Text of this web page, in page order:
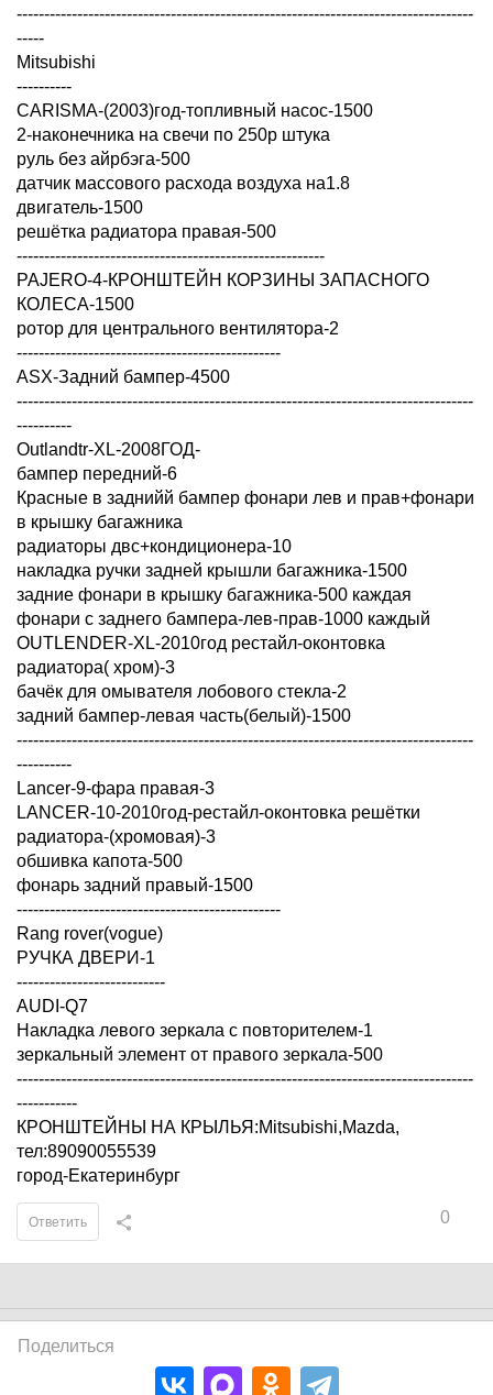
-----------------------------------------------------------------------------------
-----
Mitsubishi
----------
CARISMA-(2003)год-топливный насос-1500
2-наконечника на свечи по 250р штука
руль без айрбэга-500
датчик массового расхода воздуха на1.8
двигатель-1500
решётка радиатора правая-500
--------------------------------------------------------
PAJERO-4-КРОНШТЕЙН КОРЗИНЫ ЗАПАСНОГО
КОЛЕСА-1500
ротор для центрального вентилятора-2
------------------------------------------------
ASX-Задний бампер-4500
-----------------------------------------------------------------------------------
----------
Outlandtr-XL-2008ГОД-
бампер передний-6
Красные в заднийй бампер фонари лев и прав+фонари
в крышку багажника
радиаторы двс+кондиционера-10
накладка ручки задней крышли багажника-1500
задние фонари в крышку багажника-500 каждая
фонари с заднего бампера-лев-прав-1000 каждый
OUTLENDER-XL-2010год рестайл-оконтовка
радиатора( хром)-3
бачёк для омывателя лобового стекла-2
задний бампер-левая часть(белый)-1500
-----------------------------------------------------------------------------------
----------
Lancer-9-фара правая-3
LANCER-10-2010год-рестайл-оконтовка решётки
радиатора-(хромовая)-3
обшивка капота-500
фонарь задний правый-1500
------------------------------------------------
Rang rover(vogue)
РУЧКА ДВЕРИ-1
---------------------------
AUDI-Q7
Накладка левого зеркала с повторителем-1
зеркальный элемент от правого зеркала-500
-----------------------------------------------------------------------------------
-----------
КРОНШТЕЙНЫ НА КРЫЛЬЯ:Mitsubishi,Mazda,
тел:89090055539
город-Екатеринбург
0
Ответить
Поделиться